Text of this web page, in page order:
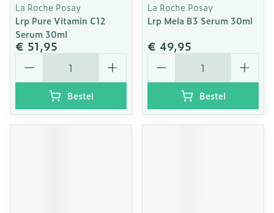
La Roche Posay
Lrp Pure Vitamin C12
Serum 30ml
€ 51,95
Aantal
Bestel
La Roche Posay
Lrp Mela B3 Serum 30ml
€ 49,95
Aantal
Bestel